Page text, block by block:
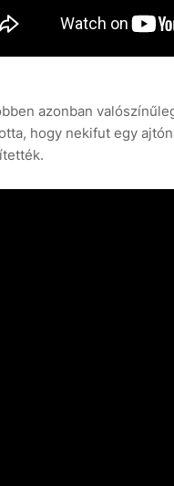
azonban
hogy nekifut egy